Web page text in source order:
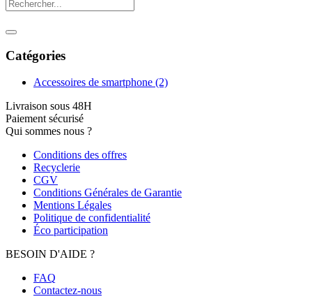
Catégories
Accessoires de smartphone (2)
Livraison sous 48H
Paiement sécurisé
Qui sommes nous ?
Conditions des offres
Recyclerie
CGV
Conditions Générales de Garantie
Mentions Légales
Politique de confidentialité
Éco participation
BESOIN D'AIDE ?
FAQ
Contactez-nous